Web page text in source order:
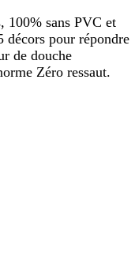
100% sans PVC et
décors pour répondre
de douche
Zéro ressaut.